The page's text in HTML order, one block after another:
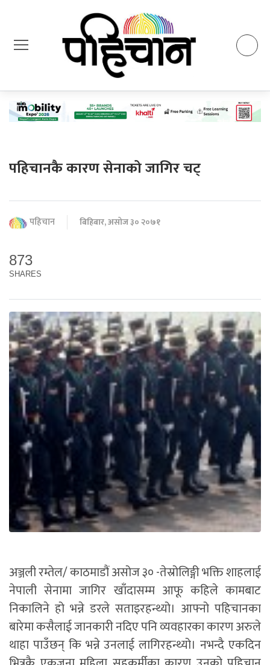
पहिचानकै कारण सेनाको जागिर चट्
पहिचान बिहिबार, असोज ३० २०७१
873
SHARES
अञ्जली रम्तेल/ काठमाडौं असोज ३० -तेस्रोलिङ्गी भक्ति शाहलाई
नेपाली सेनामा जागिर खाँदासम्म आफू कहिले कामबाट
निकालिने हो भन्ने डरले सताइरहन्थ्यो। आफ्नो पहिचानका
बारेमा कसैलाई जानकारी नदिए पनि व्यवहारका कारण अरुले
थाहा पाउँछन् कि भन्ने उनलाई लागिरहन्थ्यो। नभन्दै एकदिन